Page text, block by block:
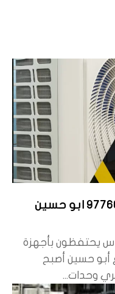
يحتفظون بأجهزة
حسين أصبح
وحدات...